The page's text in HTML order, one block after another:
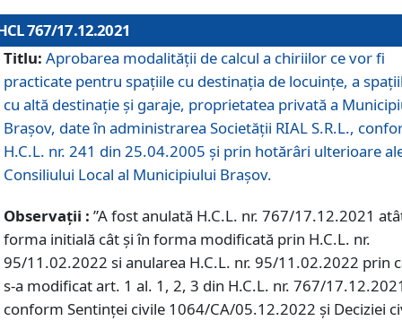
767/17.12.2021
Titlu: Aprobarea modalității de calcul a chiriilor ce vor fi
practicate pentru spaţiile cu destinaţia de locuinţe, a
cu altă destinaţie şi garaje, proprietatea privată a
Braşov, date în administrarea Societăţii RIAL S.R.L.,
H.C.L. nr. 241 din 25.04.2005 și prin hotărâri ulterioare
Consiliului Local al Municipiului Braşov.
Observații : ”A fost anulată H.C.L. nr. 767/17.12.2021
forma initială cât și în forma modificată prin H.C.L. nr.
95/11.02.2022 si anularea H.C.L. nr. 95/11.02.2022 prin
s-a modificat art. 1 al. 1, 2, 3 din H.C.L. nr. 767/
conform Sentinței civile 1064/CA/05.12.2022 și Deciziei